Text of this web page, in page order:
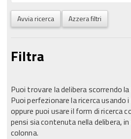
Avvia ricerca Azzera filtri
Filtra
Puoi trovare la delibera scorrendo
Puoi perfezionare la ricerca
oppure puoi usare il form di ricerca
pensi sia contenuta nella delibera,
colonna.